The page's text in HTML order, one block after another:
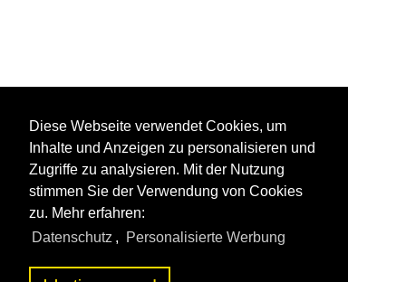
Diese Webseite verwendet Cookies, um
Inhalte und Anzeigen zu personalisieren und
Zugriffe zu analysieren. Mit der Nutzung
stimmen Sie der Verwendung von Cookies
zu. Mehr erfahren:
Datenschutz , Personalisierte Werbung